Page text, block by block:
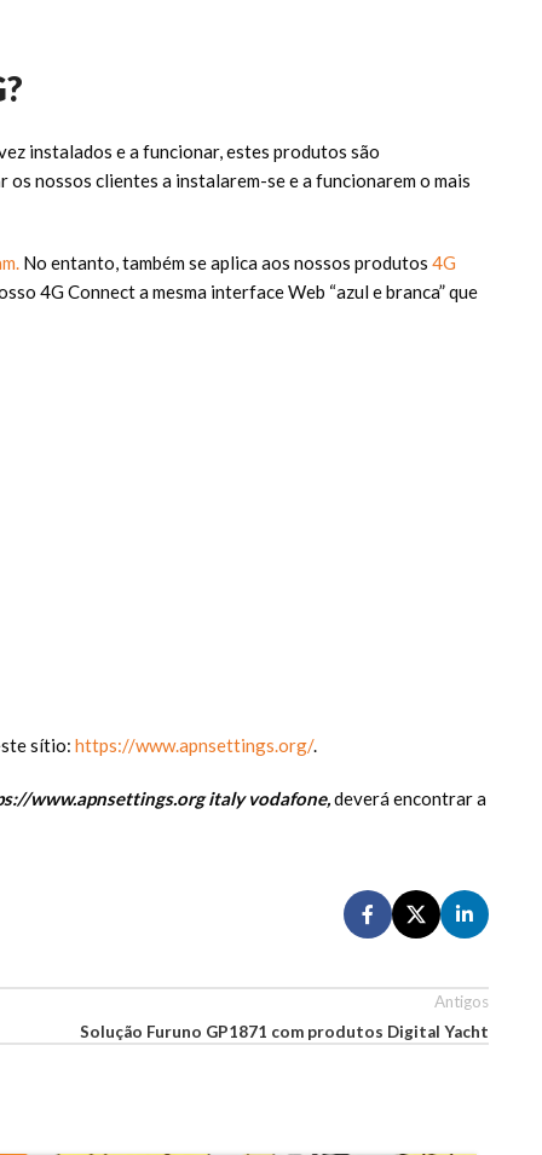
instalados e a funcionar, estes produtos são
nossos clientes a instalarem-se e a funcionarem o mais
No entanto, também se aplica aos nossos produtos 4G
4G Connect a mesma interface Web “azul e branca” que
sítio: https://www.apnsettings.org/.
www.apnsettings.org italy vodafone,deverá encontrar a
Antigos
Solução Furuno GP1871 com produtos Digital Yacht